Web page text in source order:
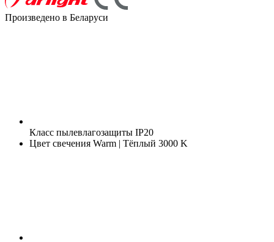
Произведено в Беларуси
Класс пылевлагозащиты IP20
Цвет свечения Warm | Тёплый 3000 K